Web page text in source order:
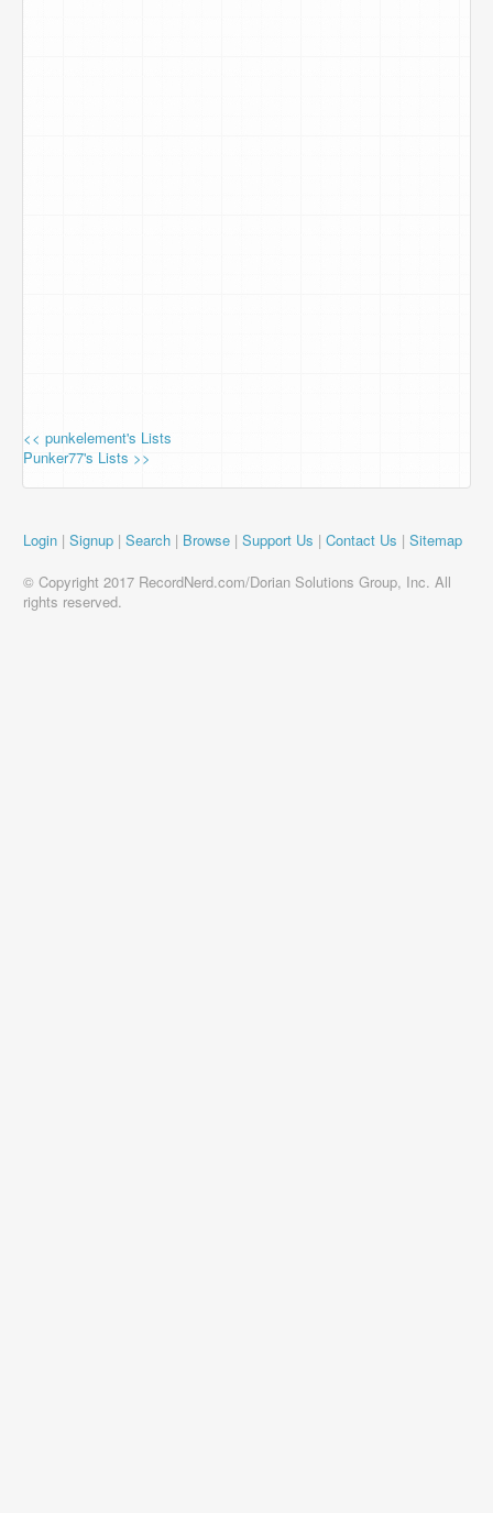
<< punkelement's Lists
Punker77's Lists >>
Login | Signup | Search | Browse | Support Us | Contact Us | Sitemap
© Copyright 2017 RecordNerd.com/Dorian Solutions Group, Inc. All
rights reserved.